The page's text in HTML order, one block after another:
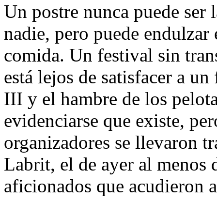
Un postre nunca puede ser
nadie, pero puede
comida. Un festival sin
está lejos de satisfacer a
III y el hambre de los
evidenciarse que existe,
organizadores se llevaron
Labrit, el de ayer al
aficionados que acudieron